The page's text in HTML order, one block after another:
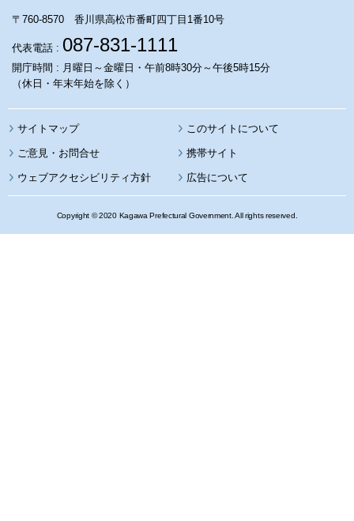
〒760-8570 香川県高松市番町四丁目1番10号
代表電話 : 087-831-1111
開庁時間 : 月曜日～金曜日・午前8時30分～午後5時15分
（休日・年末年始を除く）
サイトマップ このサイトについて
携帯サイト
ウェブアクセシビリティ方針 広告について
Copyright © 2020 Kagawa Prefectural Government. All rights reserved.